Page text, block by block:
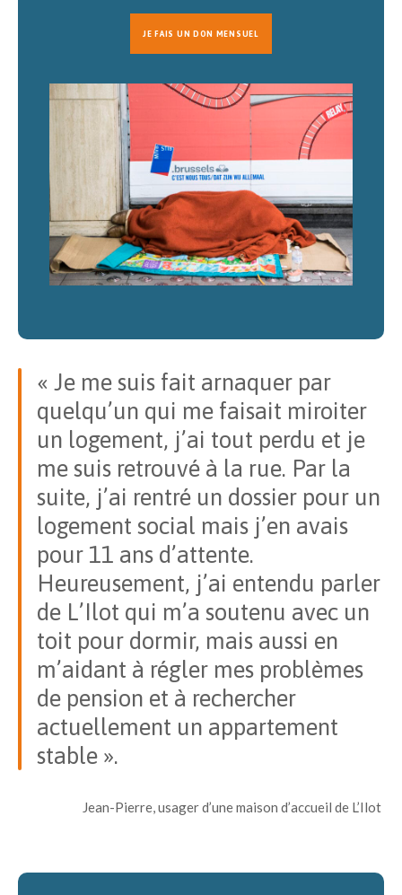
JE FAIS UN DON MENSUEL
« Je me suis fait arnaquer par
quelqu’un qui me faisait miroiter
un logement, j’ai tout perdu et je
me suis retrouvé à la rue. Par la
suite, j’ai rentré un dossier pour un
logement social mais j’en avais
pour 11 ans d’attente.
Heureusement, j’ai entendu parler
de L’Ilot qui m’a soutenu avec un
toit pour dormir, mais aussi en
m’aidant à régler mes problèmes
de pension et à rechercher
actuellement un appartement
stable ».
Jean-Pierre, usager d’une maison d’accueil de L’Ilot